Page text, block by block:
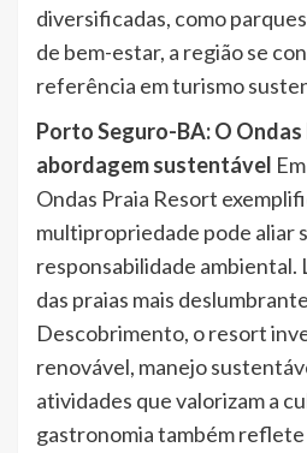
diversificadas, como
de bem-estar, a região se
referência em turismo
Porto Seguro-BA: O Ondas
abordagem sustentável
Ondas Praia Resort
multipropriedade pode aliar
responsabilidade ambiental.
das praias mais
Descobrimento, o resort
renovável, manejo
atividades que valorizam a
gastronomia também reflete